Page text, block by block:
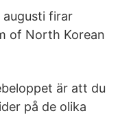
augusti firar
of North Korean
är att du
på de olika